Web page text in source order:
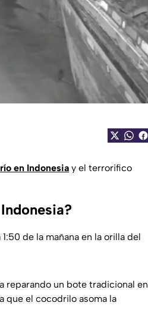
en Indonesia y el terrorifico
de la mañana en la orilla del
reparando un bote tradicional en
que el cocodrilo asoma la